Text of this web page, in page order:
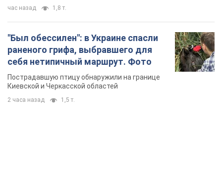
час назад 1,8 т.
"Был обессилен": в Украине спасли
раненого грифа, выбравшего для
себя нетипичный маршрут. Фото
Пострадавшую птицу обнаружили на границе
Киевской и Черкасской областей
2 часа назад 1,5 т.